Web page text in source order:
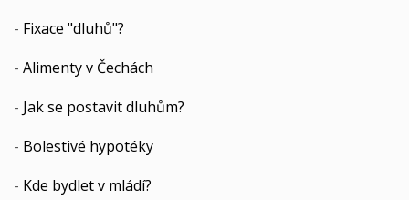
- Fixace "dluhů"?
- Alimenty v Čechách
- Jak se postavit dluhům?
- Bolestivé hypotéky
- Kde bydlet v mládí?